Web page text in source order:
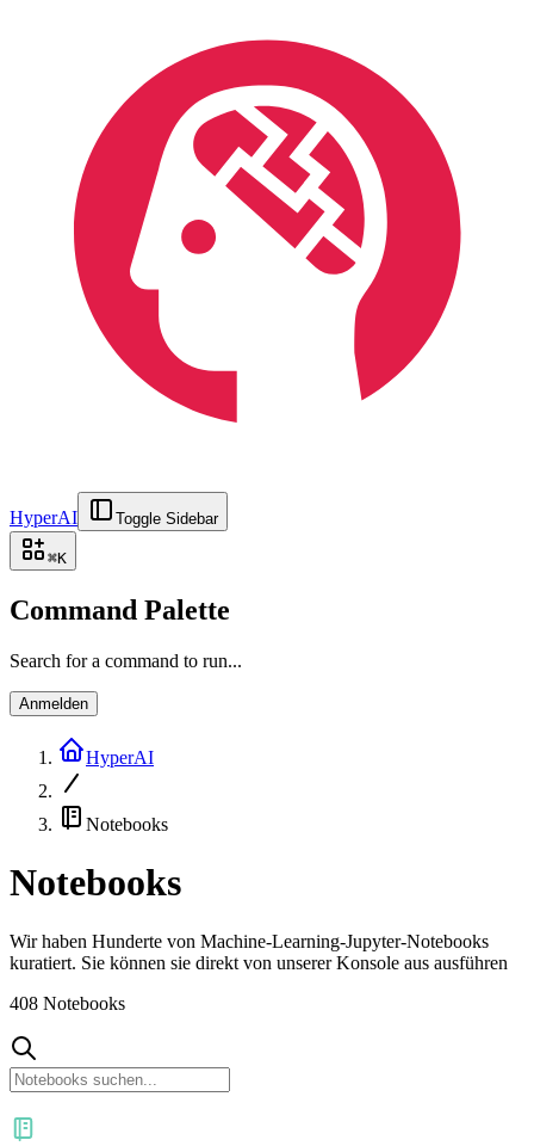
HyperAI Toggle Sidebar
⌘K
Command Palette
Search for a command to run...
Anmelden
HyperAI
Notebooks
Notebooks
Wir haben Hunderte von Machine-Learning-Jupyter-Notebooks
kuratiert. Sie können sie direkt von unserer Konsole aus ausführen
408 Notebooks